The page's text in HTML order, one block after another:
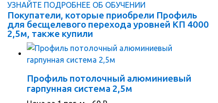
УЗНАЙТЕ ПОДРОБНЕЕ ОБ ОБУЧЕНИИ
Покупатели, которые приобрели Профиль
для бесщелевого перехода уровней КП 4000
2,5м, также купили
Профиль потолочный алюминиевый
гарпунная система 2,5м